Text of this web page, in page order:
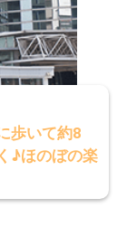
歩いて約8
♪ほのぼの楽